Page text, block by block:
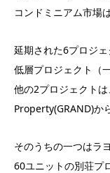
コンドミニアム市場
延期された6プロジ
低層プロジェクト（
他の2プロジェクト
Property(GRAND)か
そのうちの一つはラ
60ユニットの別荘プ